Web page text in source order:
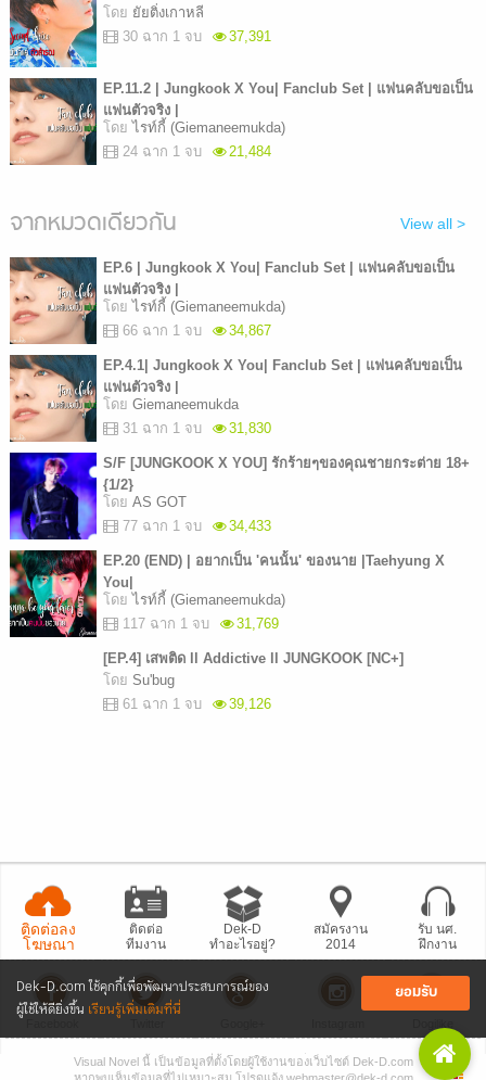
Dek-D.com ใช้คุกกี้เพื่อพัฒนาประสบการณ์ของ
ผู้ใช้ให้ดียิ่งขึ้น เรียนรู้เพิ่มเติมที่นี่
ยอมรับ
โดย ยัยติ่งเกาหลี
30 ฉาก 1 จบ
37,391
EP.11.2 | Jungkook X You| Fanclub Set | แฟนคลับขอเป็น
แฟนตัวจริง |
โดย ไรท์กี้ (Giemaneemukda)
24 ฉาก 1 จบ
21,484
จากหมวดเดียวกัน View all >
EP.6 | Jungkook X You| Fanclub Set | แฟนคลับขอเป็น
แฟนตัวจริง |
โดย ไรท์กี้ (Giemaneemukda)
66 ฉาก 1 จบ
34,867
EP.4.1| Jungkook X You| Fanclub Set | แฟนคลับขอเป็น
แฟนตัวจริง |
โดย Giemaneemukda
31 ฉาก 1 จบ
31,830
S/F [JUNGKOOK X YOU] รักร้ายๆของคุณชายกระต่าย 18+
{1/2}
โดย AS GOT
77 ฉาก 1 จบ
34,433
EP.20 (END) | อยากเป็น 'คนนั้น' ของนาย |Taehyung X
You|
โดย ไรท์กี้ (Giemaneemukda)
117 ฉาก 1 จบ
31,769
[EP.4] เสพติด ll Addictive ll JUNGKOOK [NC+]
โดย Su'bug
61 ฉาก 1 จบ
39,126
ติดต่อลง
โฆษณา
ติดต่อ
ทีมงาน
Dek-D
ทำอะไรอยู่?
สมัครงาน
2014
รับ นศ.
ฝึกงาน
• แจ้งปัญหาเว็บไซต์ • Dek-D เป็นข่าว
• เที่ยวออฟฟิศ Dek-D
Visual Novel นี้ เป็นข้อมูลที่ตั้งโดยผู้ใช้งานของเว็บไซต์ Dek-D.com